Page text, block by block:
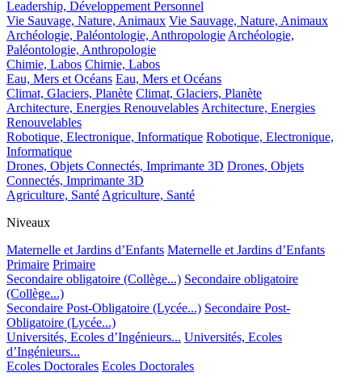
Leadership, Développement Personnel
Vie Sauvage, Nature, Animaux Vie Sauvage, Nature, Animaux
Archéologie, Paléontologie, Anthropologie Archéologie,
Paléontologie, Anthropologie
Chimie, Labos Chimie, Labos
Eau, Mers et Océans Eau, Mers et Océans
Climat, Glaciers, Planète Climat, Glaciers, Planète
Architecture, Energies Renouvelables Architecture, Energies
Renouvelables
Robotique, Electronique, Informatique Robotique, Electronique,
Informatique
Drones, Objets Connectés, Imprimante 3D Drones, Objets
Connectés, Imprimante 3D
Agriculture, Santé Agriculture, Santé
Niveaux
Maternelle et Jardins d’Enfants Maternelle et Jardins d’Enfants
Primaire Primaire
Secondaire obligatoire (Collège...) Secondaire obligatoire
(Collège...)
Secondaire Post-Obligatoire (Lycée...) Secondaire Post-
Obligatoire (Lycée...)
Universités, Ecoles d’Ingénieurs... Universités, Ecoles
d’Ingénieurs...
Ecoles Doctorales Ecoles Doctorales